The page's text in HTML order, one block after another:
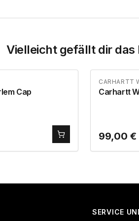
Vielleicht gefällt dir das
Cap
CARHARTT
Carhartt
99,00 €
SERVICE